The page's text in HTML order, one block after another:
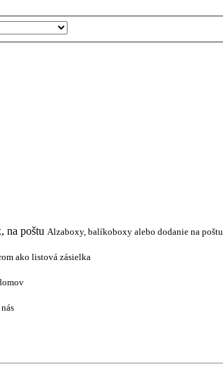
na poštu Alzaboxy, balíkoboxy alebo dodanie na poštu
ako listová zásielka